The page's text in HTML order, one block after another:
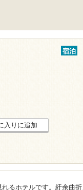
宿泊
入りに追加
華ホテ
れるホテルです。紆余曲